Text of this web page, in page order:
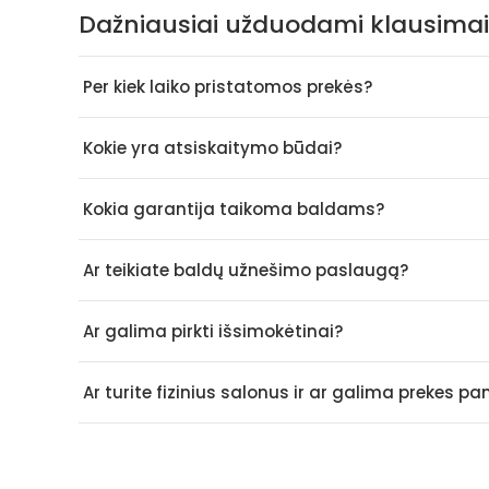
Dažniausiai užduodami klausimai
Per kiek laiko pristatomos prekės?
Kokie yra atsiskaitymo būdai?
Kokia garantija taikoma baldams?
Ar teikiate baldų užnešimo paslaugą?
Ar galima pirkti išsimokėtinai?
Ar turite fizinius salonus ir ar galima prekes